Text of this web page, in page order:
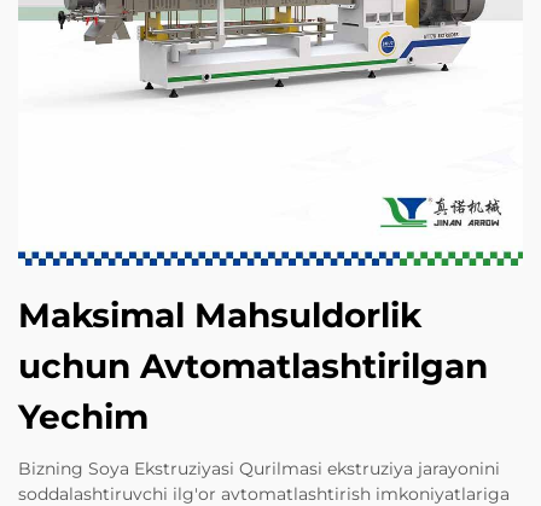
Maksimal Mahsuldorlik
uchun Avtomatlashtirilgan
Yechim
Bizning Soya Ekstruziyasi Qurilmasi ekstruziya jarayonini
soddalashtiruvchi ilg'or avtomatlashtirish imkoniyatlariga